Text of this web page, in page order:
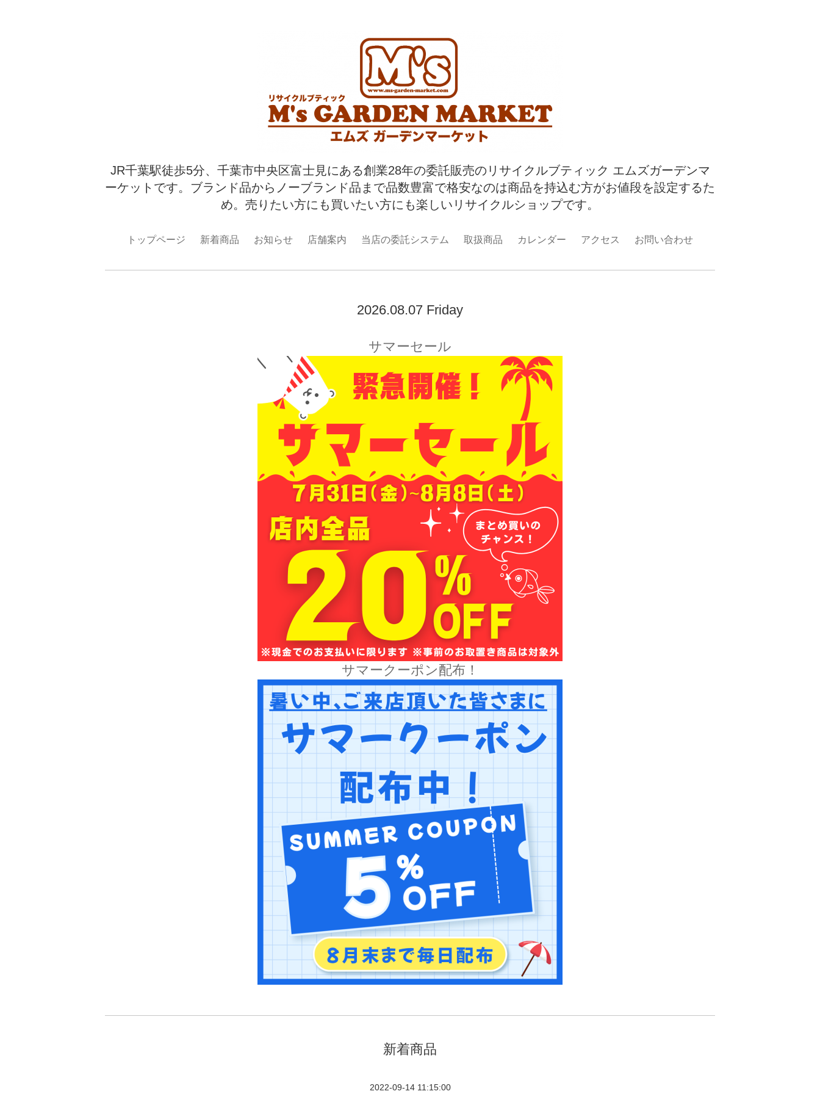
JR千葉駅徒歩5分、千葉市中央区富士見にある創業28年の委託販売のリサイクルブティック エムズガーデンマ
ーケットです。ブランド品からノーブランド品まで品数豊富で格安なのは商品を持込む方がお値段を設定するた
め。売りたい方にも買いたい方にも楽しいリサイクルショップです。
トップページ 新着商品 お知らせ 店舗案内 当店の委託システム 取扱商品 カレンダー アクセス お問い合わせ
2026.08.07 Friday
サマーセール
サマークーポン配布！
新着商品
2022-09-14 11:15:00